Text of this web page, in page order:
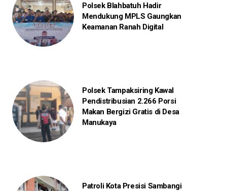
Polsek Blahbatuh Hadir
Mendukung MPLS Gaungkan
Keamanan Ranah Digital
Polsek Tampaksiring Kawal
Pendistribusian 2.266 Porsi
Makan Bergizi Gratis di Desa
Manukaya
Patroli Kota Presisi Sambangi